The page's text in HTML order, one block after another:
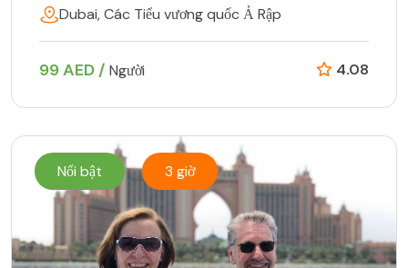
Dubai, Các Tiểu vương quốc Ả Rập
99 AED / Người 4.08
Nổi bật 3 giờ